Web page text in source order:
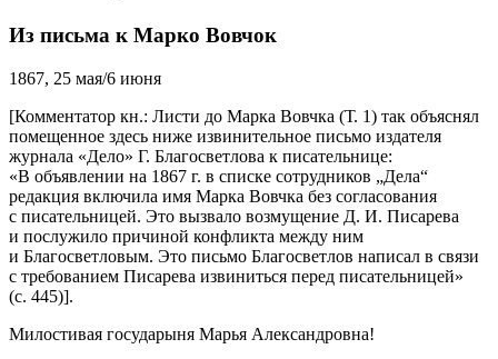
Из письма к Марко Вовчок
1867, 25 мая/6 июня
[Комментатор кн.: Листи до Марка Вовчка (Т. 1) так объяснял
помещенное здесь ниже извинительное письмо издателя
журнала «Дело» Г. Благосветлова к писательнице:
«В объявлении на 1867 г. в списке сотрудников „Дела“
редакция включила имя Марка Вовчка без согласования
с писательницей. Это вызвало возмущение Д. И. Писарева
и послужило причиной конфликта между ним
и Благосветловым. Это письмо Благосветлов написал в связи
с требованием Писарева извиниться перед писательницей»
(с. 445)].
Милостивая государыня Марья Александровна!